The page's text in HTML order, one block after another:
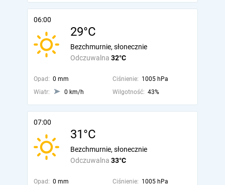
06:00
29°C
Odczuwalna 32°C
Bezchmurnie, słonecznie
Opad: 0 mm Ciśnienie: 1005 hPa
Wiatr:
0 km/h Wilgotność: 43%
07:00
31°C
Odczuwalna 33°C
Bezchmurnie, słonecznie
Opad: 0 mm Ciśnienie: 1005 hPa